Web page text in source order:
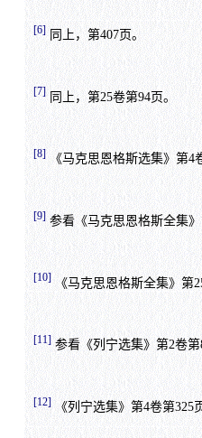
[6] 同上，第407页。
[7] 同上，第25卷第94页。
[8] 《马克思恩格斯选集》第4
[9]参看《马克思恩格斯全集》
[10] 《马克思恩格斯全集》第
[11] 参看《列宁选集》第2卷第
[12]《列宁选集》第4卷第325页